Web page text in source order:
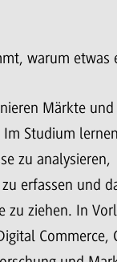
warum etwas
Märkte
Studium
zu analysieren,
erfassen und
zu ziehen. In
Commerce,